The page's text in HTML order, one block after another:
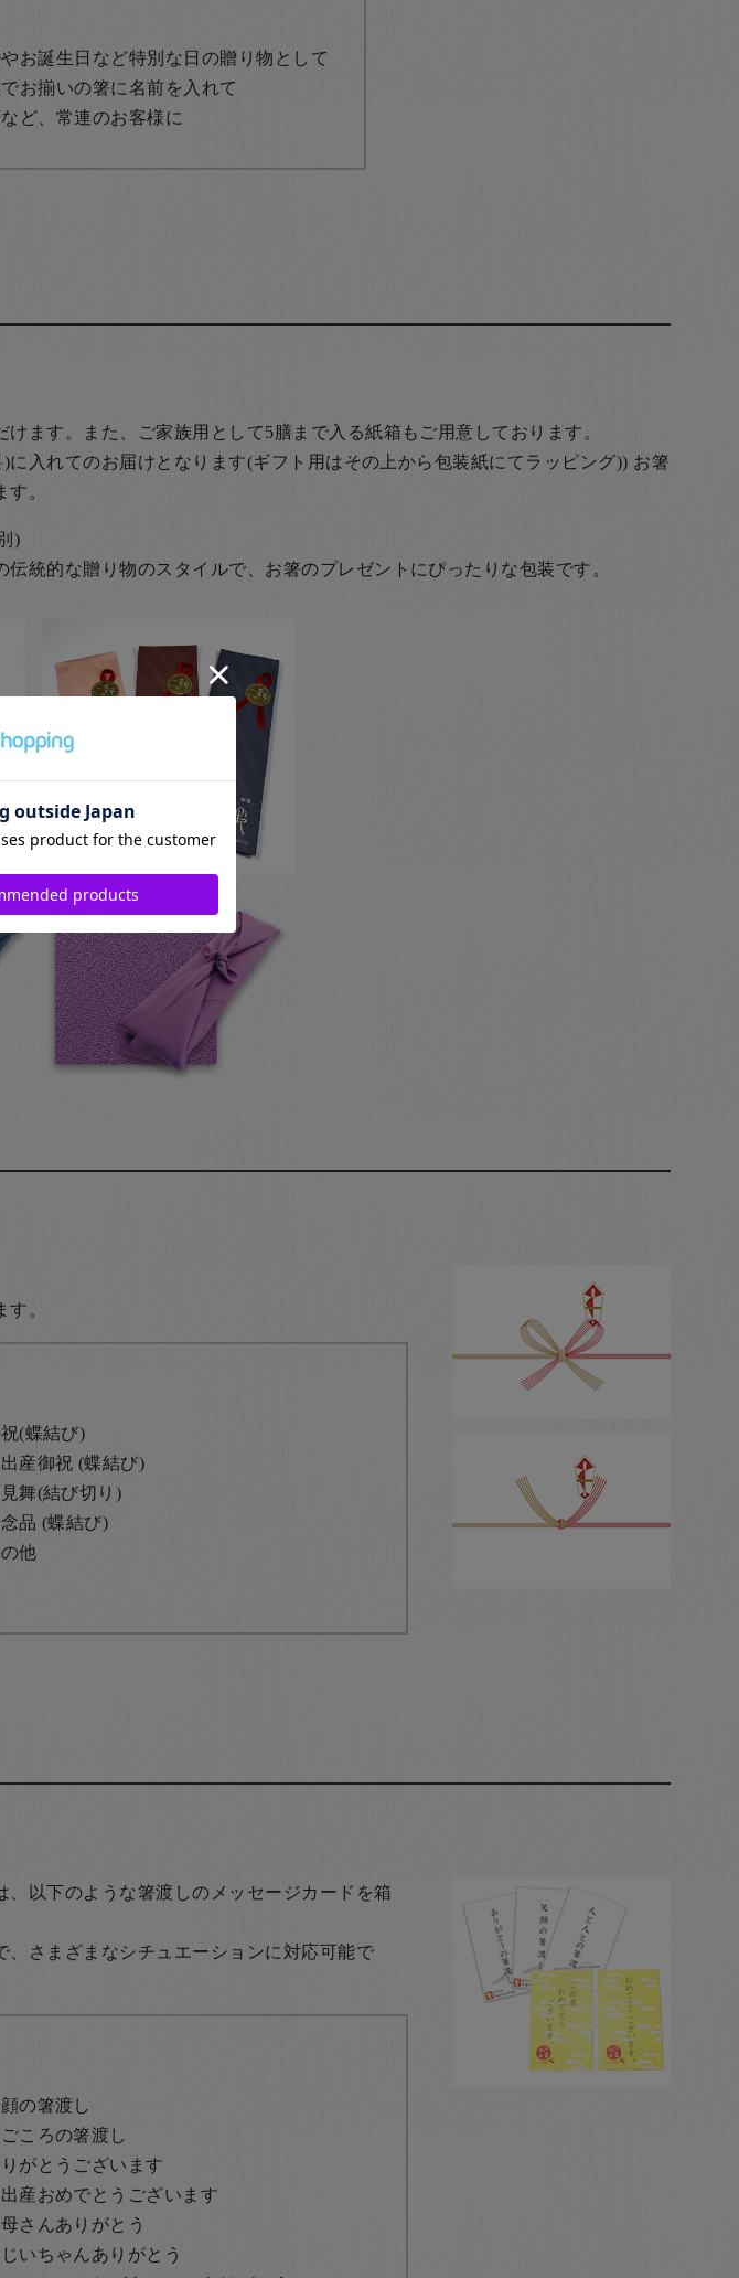
お誕生日など特別な日の贈り物として
お揃いの箸に名前を入れて
ど、常連のお客様に
ます。また、ご家族用として5膳まで入る紙箱もご用意しております。
入れてのお届けとなります(ギフト用はその上から包装紙にてラッピング)) お箸
。
)
統的な贈り物のスタイルで、お箸のプレゼントにぴったりな包装です。
。
(蝶結び)
産御祝 (蝶結び)
舞(結び切り)
品 (蝶結び)
他
以下のような箸渡しのメッセージカードを箱
さまざまなシチュエーションに対応可能で
の箸渡し
ころの箸渡し
がとうございます
産おめでとうございます
さんありがとう
いちゃんありがとう